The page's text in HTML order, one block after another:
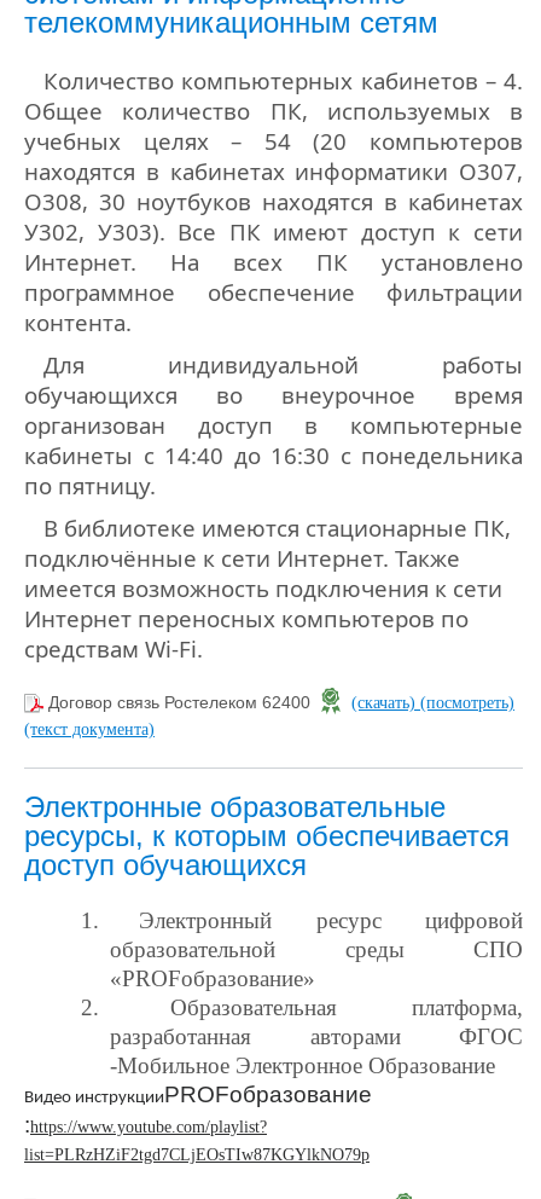
телекоммуникационным сетям
Количество компьютерных кабинетов – 4.
Общее количество ПК, используемых в
учебных целях – 54 (20 компьютеров
находятся в кабинетах информатики О307,
О308, 30 ноутбуков находятся в кабинетах
У302, У303). Все ПК имеют доступ к сети
Интернет. На всех ПК установлено
программное обеспечение фильтрации
контента.
Для индивидуальной работы
обучающихся во внеурочное время
организован доступ в компьютерные
кабинеты с 14:40 до 16:30 с понедельника
по пятницу.
В библиотеке имеются стационарные ПК,
подключённые к сети Интернет. Также
имеется возможность подключения к сети
Интернет переносных компьютеров по
средствам Wi-Fi.
Договор связь Ростелеком 62400 (скачать) (посмотреть)
(текст документа)
Электронные образовательные
ресурсы, к которым обеспечивается
доступ обучающихся
1.
Электронный ресурс цифровой
образовательной среды СПО
«PROFобразование»
2.
Образовательная платформа,
разработанная авторами ФГОС
-Мобильное Электронное Образование
Видео инструкцииPROFобразование
:https://www.youtube.com/playlist?
list=PLRzHZiF2tgd7CLjEOsTIw87KGYlkNO79p